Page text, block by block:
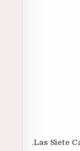
Las Siete
.